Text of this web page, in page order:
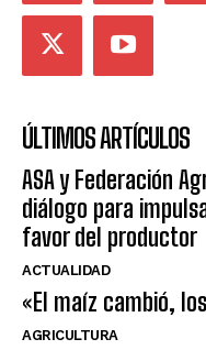
ÚLTIMOS ARTÍCULOS
ASA y Federación
diálogo para
favor del productor
ACTUALIDAD
«El maíz cambió,
AGRICULTURA